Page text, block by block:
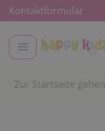
Kontaktformular
Zur Startseite gehen